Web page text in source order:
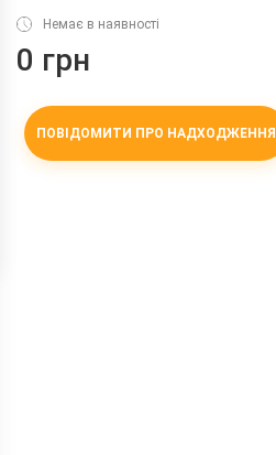
Немає в наявності
0 грн
ПОВІДОМИТИ ПРО НАДХОДЖЕННЯ